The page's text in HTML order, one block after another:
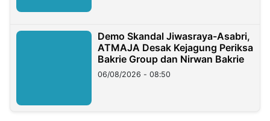
Demo Skandal Jiwasraya-Asabri,
ATMAJA Desak Kejagung Periksa
Bakrie Group dan Nirwan Bakrie
06/08/2026 - 08:50